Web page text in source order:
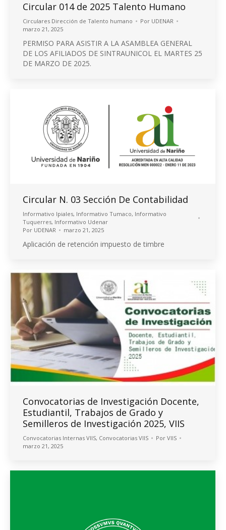
Circular 014 de 2025 Talento Humano
Circulares Dirección de Talento humano Por UDENAR
marzo 21, 2025
PERMISO PARA ASISTIR A LA ASAMBLEA GENERAL
DE LOS AFILIADOS DE SINTRAUNICOL EL MARTES 25
DE MARZO DE 2025.
Circular N. 03 Sección De Contabilidad
Informativo Ipiales, Informativo Tumaco, Informativo
Tuquerres, Informativo Udenar
Por UDENAR marzo 21, 2025
Aplicación de retención impuesto de timbre
Convocatorias de Investigación Docente,
Estudiantil, Trabajos de Grado y
Semilleros de Investigación 2025, VIIS
Convocatorias Internas VIIS, Convocatorias VIIS Por VIIS
marzo 21, 2025